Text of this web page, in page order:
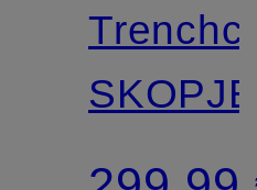
SKOPJE